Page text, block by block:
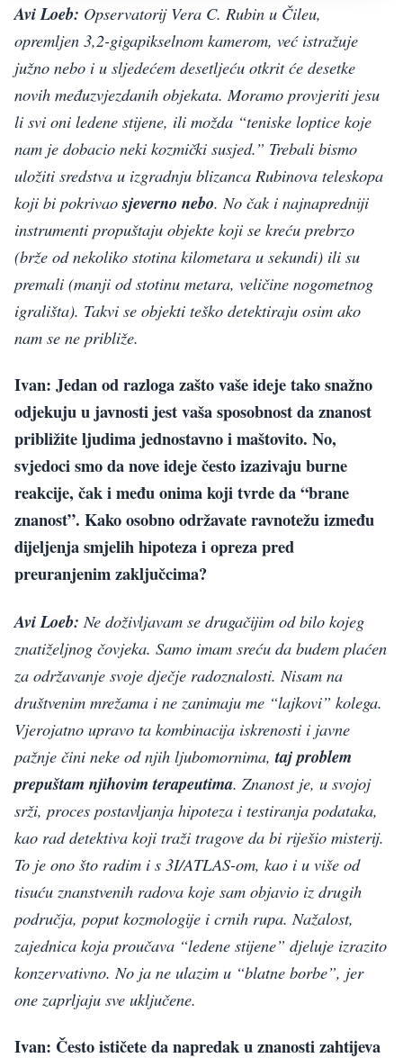
Avi Loeb: Opservatorij Vera C. Rubin u Čileu,
opremljen 3,2-gigapikselnom kamerom, već istražuje
južno nebo i u sljedećem desetljeću otkrit će desetke
novih međuzvjezdanih objekata. Moramo provjeriti jesu
li svi oni ledene stijene, ili možda “teniske loptice koje
nam je dobacio neki kozmički susjed.” Trebali bismo
uložiti sredstva u izgradnju blizanca Rubinova teleskopa
koji bi pokrivaosjeverno nebo. No čak i najnapredniji
instrumenti propuštaju objekte koji se kreću prebrzo
(brže od nekoliko stotina kilometara u sekundi) ili su
premali (manji od stotinu metara, veličine nogometnog
igrališta). Takvi se objekti teško detektiraju osim ako
nam se ne približe.
Ivan: Jedan od razloga zašto vaše ideje tako snažno
odjekuju u javnosti jest vaša sposobnost da znanost
približite ljudima jednostavno i maštovito. No,
svjedoci smo da nove ideje često izazivaju burne
reakcije, čak i među onima koji tvrde da “brane
znanost”. Kako osobno održavate ravnotežu između
dijeljenja smjelih hipoteza i opreza pred
preuranjenim zaključcima?
Avi Loeb: Ne doživljavam se drugačijim od bilo kojeg
znatiželjnog čovjeka. Samo imam sreću da budem plaćen
za održavanje svoje dječje radoznalosti. Nisam na
društvenim mrežama i ne zanimaju me “lajkovi” kolega.
Vjerojatno upravo ta kombinacija iskrenosti i javne
pažnje čini neke od njih ljubomornima,taj problem
prepuštam njihovim terapeutima. Znanost je, u svojoj
srži, proces postavljanja hipoteza i testiranja podataka,
kao rad detektiva koji traži tragove da bi riješio misterij.
To je ono što radim i s 3I/ATLAS-om, kao i u više od
tisuću znanstvenih radova koje sam objavio iz drugih
područja, poput kozmologije i crnih rupa. Nažalost,
zajednica koja proučava “ledene stijene” djeluje izrazito
konzervativno. No ja ne ulazim u “blatne borbe”, jer
one zaprljaju sve uključene.
Ivan: Često ističete da napredak u znanosti zahtijeva